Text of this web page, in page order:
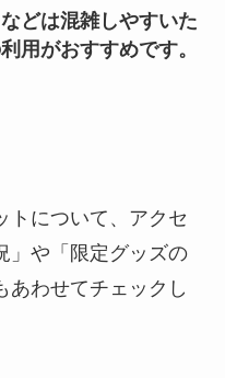
どは混雑しやすいた
用がおすすめです。
トについて、アクセ
」や「限定グッズの
あわせてチェックし